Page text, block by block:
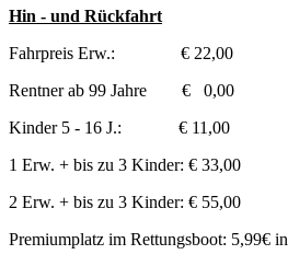
Hin - und Rückfahrt
Fahrpreis Erw.: € 22,00
Rentner ab 99 Jahre € 0,00
Kinder 5 - 16 J.: € 11,00
1 Erw. + bis zu 3 Kinder: € 33,00
2 Erw. + bis zu 3 Kinder: € 55,00
Premiumplatz im Rettungsboot: 5,99€